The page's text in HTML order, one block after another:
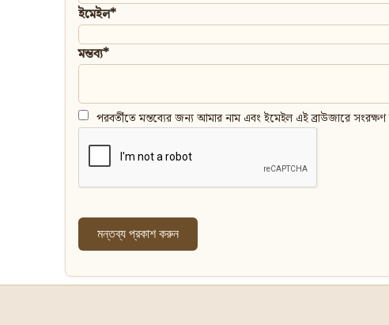
ইমেইল*
মন্তব্য*
পরবর্তীতে মন্তব্যের জন্য আমার নাম এবং ইমেইল এই ব্রাউজারে